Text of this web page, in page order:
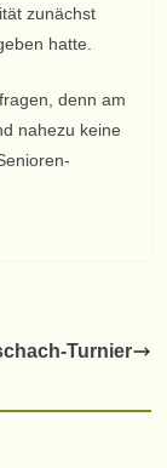
zunächst
hatte.
denn am
nahezu keine
Turnier